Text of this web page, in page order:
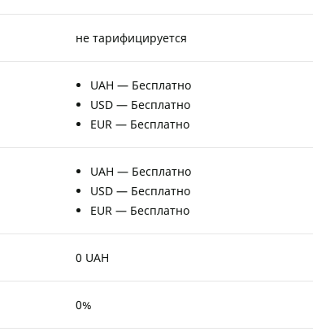
не тарифицируется
UAH — Бесплатно
USD — Бесплатно
EUR — Бесплатно
UAH — Бесплатно
USD — Бесплатно
EUR — Бесплатно
0 UAH
0%